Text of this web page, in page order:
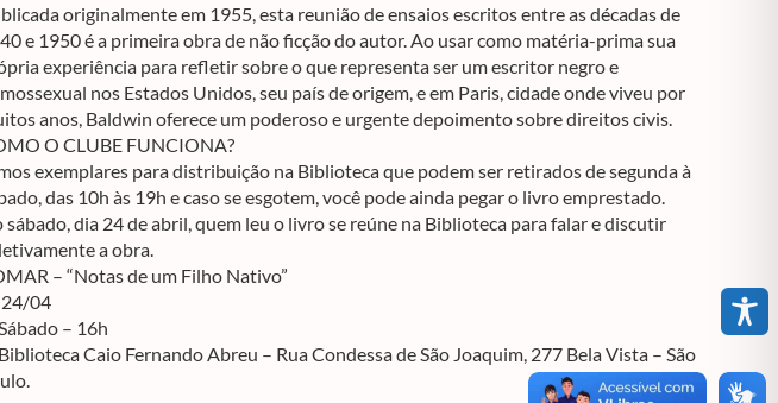
originalmente em 1955, esta reunião de ensaios escritos entre as décadas de
e 1950 é a primeira obra de não ficção do autor. Ao usar como matéria-prima sua
experiência para refletir sobre o que representa ser um escritor negro e
nos Estados Unidos, seu país de origem, e em Paris, cidade onde viveu por
anos, Baldwin oferece um poderoso e urgente depoimento sobre direitos civis.
O CLUBE FUNCIONA?
exemplares para distribuição na Biblioteca que podem ser retirados de segunda à
das 10h às 19h e caso se esgotem, você pode ainda pegar o livro emprestado.
sábado, dia 24 de abril, quem leu o livro se reúne na Biblioteca para falar e discutir
a obra.
– “Notas de um Filho Nativo”
24/04
– 16h
Caio Fernando Abreu – Rua Condessa de São Joaquim, 277 Bela Vista – São